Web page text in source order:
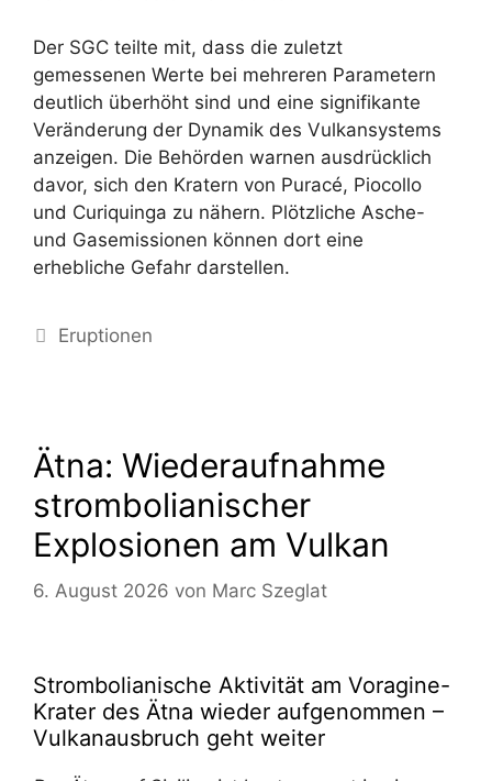
Der SGC teilte mit, dass die zuletzt
gemessenen Werte bei mehreren Parametern
deutlich überhöht sind und eine signifikante
Veränderung der Dynamik des Vulkansystems
anzeigen. Die Behörden warnen ausdrücklich
davor, sich den Kratern von Puracé, Piocollo
und Curiquinga zu nähern. Plötzliche Asche-
und Gasemissionen können dort eine
erhebliche Gefahr darstellen.
Kategorien
Eruptionen
Ätna: Wiederaufnahme
strombolianischer
Explosionen am Vulkan
6. August 2026 von Marc Szeglat
Strombolianische Aktivität am Voragine-
Krater des Ätna wieder aufgenommen –
Vulkanausbruch geht weiter